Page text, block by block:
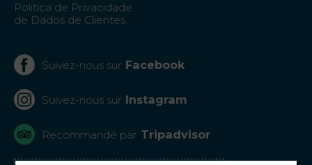
Politica de Privacidade
de Dados de Clientes
Suivez-nous sur Facebook
Suivez-nous sur Instagram
Recommandé par Tripadvisor